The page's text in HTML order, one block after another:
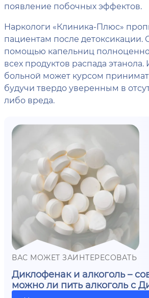
появление побочных эффектов.
Наркологи «Клиника-Плюс»
пациентам после детоксикации.
помощью капельниц
всех продуктов распада
больной может курсом
будучи твердо уверенным в
либо вреда.
ВАС МОЖЕТ ЗАИНТЕРЕСОВАТЬ
Диклофенак и алкоголь –
можно ли пить алкоголь с